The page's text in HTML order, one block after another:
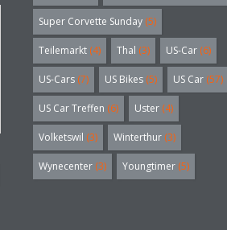
Super Corvette Sunday (5)
Teilemarkt (4) Thal (3) US-Car (6)
US-Cars (7) US Bikes (5) US Car (57)
US Car Treffen (6) Uster (4)
Volketswil (3) Winterthur (3)
Wynecenter (3) Youngtimer (5)